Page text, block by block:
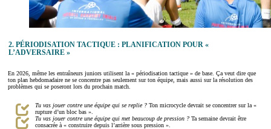
2. PÉRIODISATION TACTIQUE : PLANIFICATION POUR «
L’ADVERSAIRE »
En 2026, même les entraîneurs juniors utilisent la « périodisation tactique » de base. Ça veut dire que
ton plan hebdomadaire ne se concentre pas seulement sur ton équipe, mais aussi sur la résolution des
problèmes qui se poseront lors du prochain match.
Tu vas jouer contre une équipe qui se replie ? Ton microcycle devrait se concentrer sur la «
rupture d’un bloc bas ».
Tu vas jouer contre une équipe qui met beaucoup de pression ? Ta semaine devrait être
consacrée à « construire depuis l’arrière sous pression ».